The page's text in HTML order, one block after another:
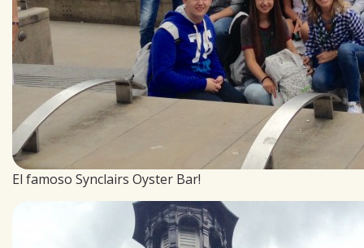
El famoso Synclairs Oyster Bar!